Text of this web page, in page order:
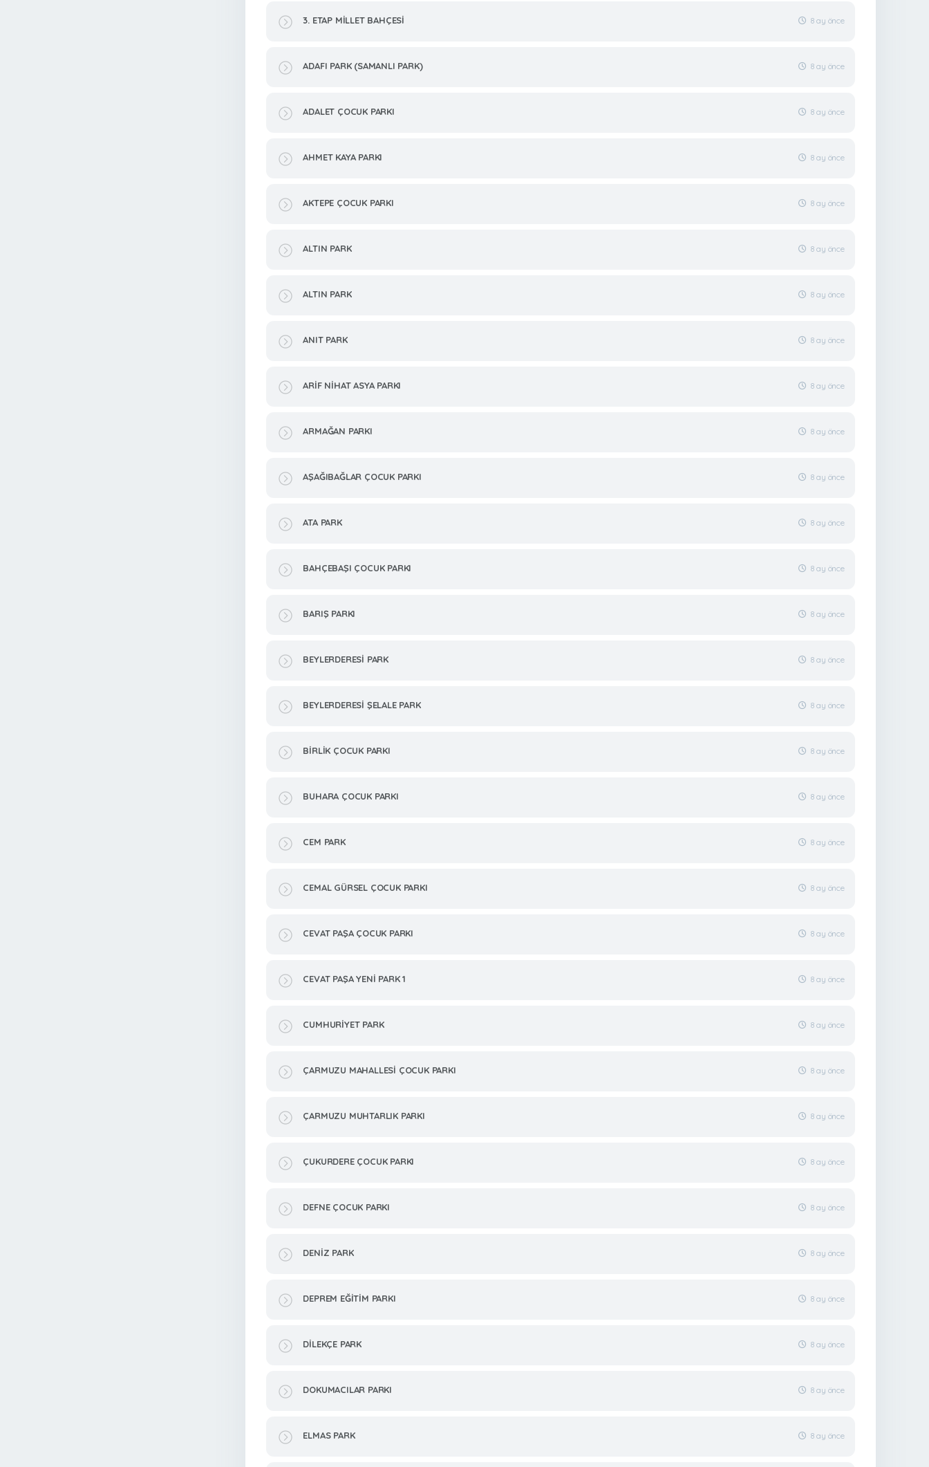
3. ETAP MİLLET BAHÇESİ 8 ay önce
ADAFI PARK (SAMANLI PARK) 8 ay önce
ADALET ÇOCUK PARKI 8 ay önce
AHMET KAYA PARKI 8 ay önce
AKTEPE ÇOCUK PARKI 8 ay önce
ALTIN PARK 8 ay önce
ALTIN PARK 8 ay önce
ANIT PARK 8 ay önce
ARİF NİHAT ASYA PARKI 8 ay önce
ARMAĞAN PARKI 8 ay önce
AŞAĞIBAĞLAR ÇOCUK PARKI 8 ay önce
ATA PARK 8 ay önce
BAHÇEBAŞI ÇOCUK PARKI 8 ay önce
BARIŞ PARKI 8 ay önce
BEYLERDERESİ PARK 8 ay önce
BEYLERDERESİ ŞELALE PARK 8 ay önce
BİRLİK ÇOCUK PARKI 8 ay önce
BUHARA ÇOCUK PARKI 8 ay önce
CEM PARK 8 ay önce
CEMAL GÜRSEL ÇOCUK PARKI 8 ay önce
CEVAT PAŞA ÇOCUK PARKI 8 ay önce
CEVAT PAŞA YENİ PARK 1 8 ay önce
CUMHURİYET PARK 8 ay önce
ÇARMUZU MAHALLESİ ÇOCUK PARKI 8 ay önce
ÇARMUZU MUHTARLIK PARKI 8 ay önce
ÇUKURDERE ÇOCUK PARKI 8 ay önce
DEFNE ÇOCUK PARKI 8 ay önce
DENİZ PARK 8 ay önce
DEPREM EĞİTİM PARKI 8 ay önce
DİLEKÇE PARK 8 ay önce
DOKUMACILAR PARKI 8 ay önce
ELMAS PARK 8 ay önce